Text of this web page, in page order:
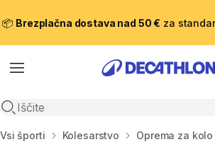
📦 Brezplačna dostava nad 50 € za
Meni
Odpri iskanje
Domov
Vsi športi Kolesarstvo Oprema za kolo